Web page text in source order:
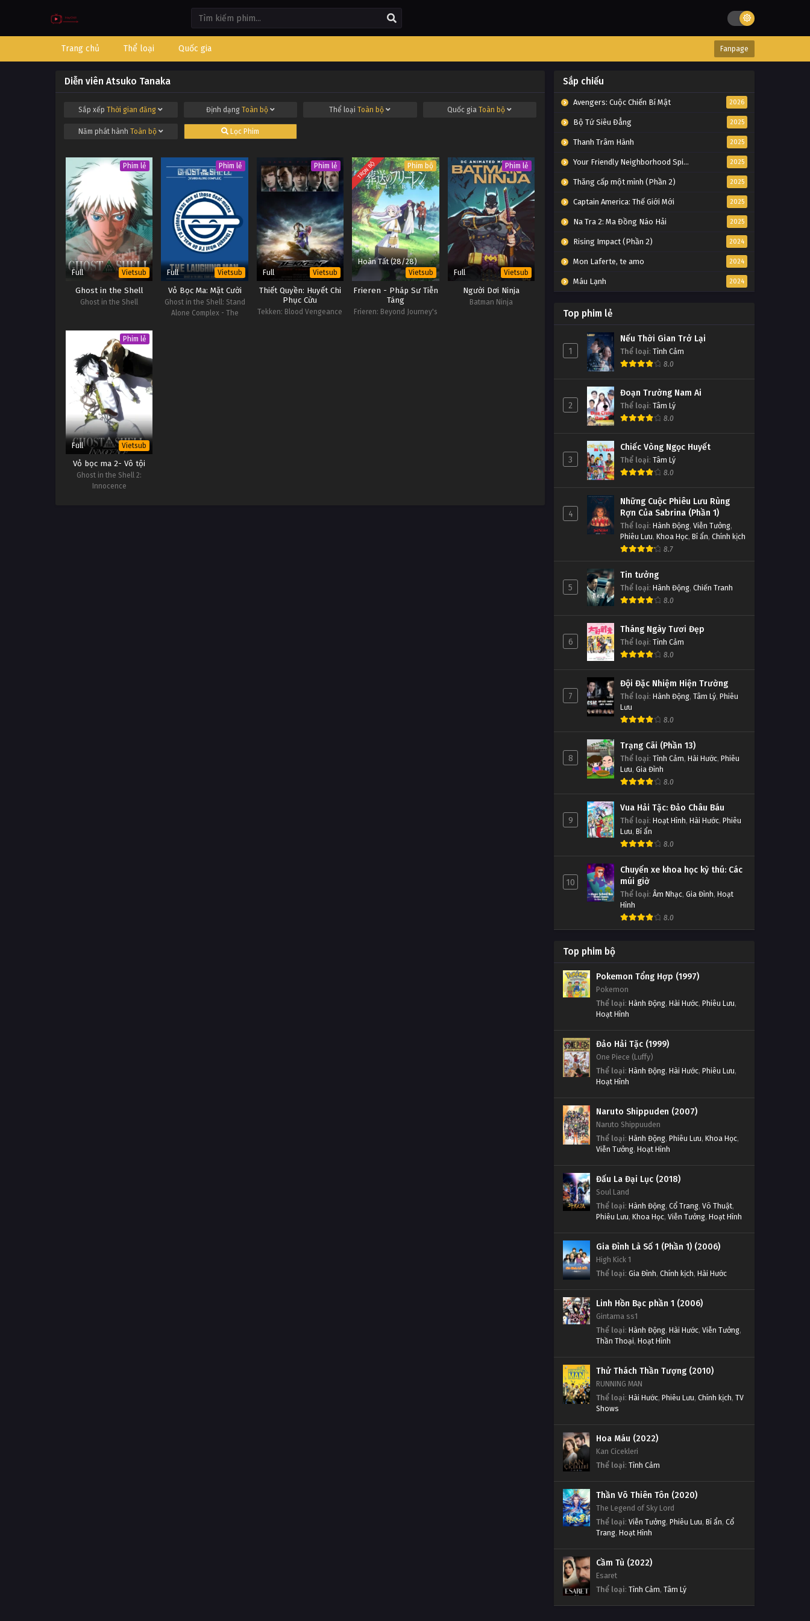
Trang chủ Thể loại Quốc gia Fanpage
Diễn viên Atsuko Tanaka
Sắp xếpThời gian đăng Định dạng Toàn bộ Thể loạiToàn bộ Quốc giaToàn bộ
Năm phát hành Toàn bộ Lọc Phim
Phim lẻ
Full Vietsub
Ghost in the Shell
Ghost in the Shell
Phim lẻ
Full Vietsub
Vỏ Bọc Ma: Mặt Cười
Ghost in the Shell: Stand
Alone Complex - The
Phim lẻ
Full Vietsub
Thiết Quyền: Huyết Chi
Phục Cừu
Tekken: Blood Vengeance
TRỌN BỘ Phim bộ
Hoàn Tất (28/28)
Vietsub
Frieren - Pháp Sư Tiễn
Táng
Frieren: Beyond Journey's
Phim lẻ
Full Vietsub
Người Dơi Ninja
Batman Ninja
Phim lẻ
Full Vietsub
Vỏ bọc ma 2- Vô tội
Ghost in the Shell 2:
Innocence
Sắp chiếu
Avengers: Cuộc Chiến Bí Mật 2026
Bộ Tứ Siêu Đẳng 2025
Thanh Trâm Hành 2025
Your Friendly Neighborhood Spider-Man 2025
Thăng cấp một mình (Phần 2) 2025
Captain America: Thế Giới Mới 2025
Na Tra 2: Ma Đồng Náo Hải 2025
Rising Impact (Phần 2) 2024
Mon Laferte, te amo 2024
Máu Lạnh 2024
Top phim lẻ
1
Nếu Thời Gian Trở Lại
Thể loại: Tình Cảm
8.0
2
Đoạn Trường Nam Ai
Thể loại: Tâm Lý
8.0
3
Chiếc Vòng Ngọc Huyết
Thể loại: Tâm Lý
8.0
4
Những Cuộc Phiêu Lưu Rùng
Rợn Của Sabrina (Phần 1)
Thể loại: Hành Động, Viễn Tưởng,
Phiêu Lưu, Khoa Học, Bí ẩn, Chính kịch
8.7
5
Tin tưởng
Thể loại: Hành Động, Chiến Tranh
8.0
6
Tháng Ngày Tươi Đẹp
Thể loại: Tình Cảm
8.0
7
Đội Đặc Nhiệm Hiện Trường
Thể loại: Hành Động, Tâm Lý, Phiêu
Lưu
8.0
8
Trạng Cãi (Phần 13)
Thể loại: Tình Cảm, Hài Hước, Phiêu
Lưu, Gia Đình
8.0
9
Vua Hải Tặc: Đảo Châu Báu
Thể loại: Hoạt Hình, Hài Hước, Phiêu
Lưu, Bí ẩn
8.0
10
Chuyến xe khoa học kỳ thú: Các
múi giờ
Thể loại: Âm Nhạc, Gia Đình, Hoạt
Hình
8.0
Top phim bộ
Pokemon Tổng Hợp (1997)
Pokemon
Thể loại: Hành Động, Hài Hước, Phiêu Lưu,
Hoạt Hình
Đảo Hải Tặc (1999)
One Piece (Luffy)
Thể loại: Hành Động, Hài Hước, Phiêu Lưu,
Hoạt Hình
Naruto Shippuden (2007)
Naruto Shippuuden
Thể loại: Hành Động, Phiêu Lưu, Khoa Học,
Viễn Tưởng, Hoạt Hình
Đấu La Đại Lục (2018)
Soul Land
Thể loại: Hành Động, Cổ Trang, Võ Thuật,
Phiêu Lưu, Khoa Học, Viễn Tưởng, Hoạt Hình
Gia Đình Là Số 1 (Phần 1) (2006)
High Kick 1
Thể loại: Gia Đình, Chính kịch, Hài Hước
Linh Hồn Bạc phần 1 (2006)
Gintama ss1
Thể loại: Hành Động, Hài Hước, Viễn Tưởng,
Thần Thoại, Hoạt Hình
Thử Thách Thần Tượng (2010)
RUNNING MAN
Thể loại: Hài Hước, Phiêu Lưu, Chính kịch, TV
Shows
Hoa Máu (2022)
Kan Cicekleri
Thể loại: Tình Cảm
Thần Võ Thiên Tôn (2020)
The Legend of Sky Lord
Thể loại: Viễn Tưởng, Phiêu Lưu, Bí ẩn, Cổ
Trang, Hoạt Hình
Cầm Tù (2022)
Esaret
Thể loại: Tình Cảm, Tâm Lý